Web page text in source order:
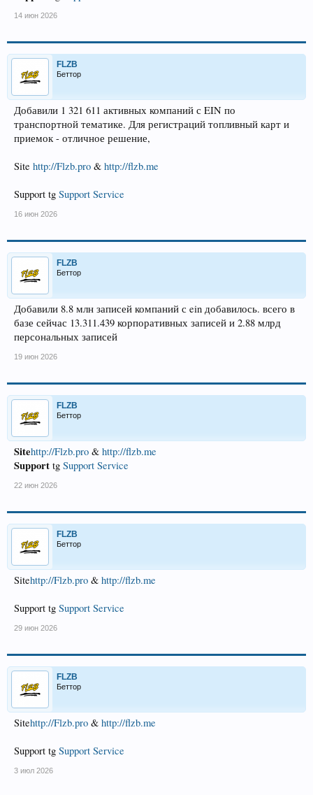
14 июн 2026
FLZB
Беттор
Добавили 1 321 611 активных компаний с EIN по
транспортной тематике. Для регистраций топливный карт и
приемок - отличное решение,
Site http://Flzb.pro & http://flzb.me
Support tg Support Service
16 июн 2026
FLZB
Беттор
Добавили 8.8 млн записей компаний с ein добавилось. всего в
базе сейчас 13.311.439 корпоративных записей и 2.88 млрд
персональных записей
19 июн 2026
FLZB
Беттор
Sitehttp://Flzb.pro & http://flzb.me
Support tg Support Service
22 июн 2026
FLZB
Беттор
Sitehttp://Flzb.pro & http://flzb.me
Support tg Support Service
29 июн 2026
FLZB
Беттор
Sitehttp://Flzb.pro & http://flzb.me
Support tg Support Service
3 июл 2026